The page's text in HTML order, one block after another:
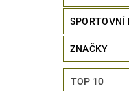
SPORTOVNÍ
ZNAČKY
TOP 10